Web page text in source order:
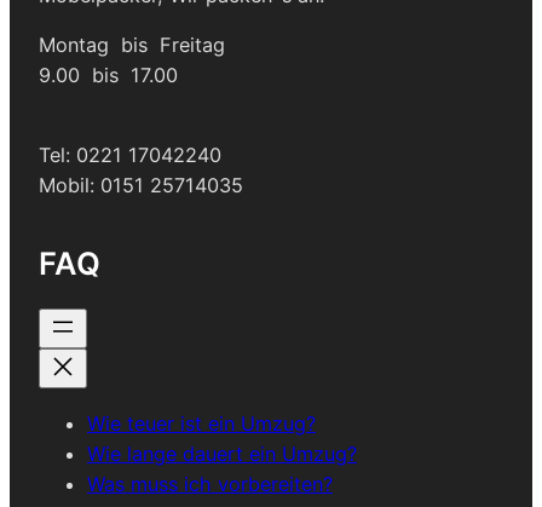
Montag bis Freitag
9.00 bis 17.00
Tel: 0221 17042240
Mobil: 0151 25714035
FAQ
Wie teuer ist ein Umzug?
Wie lange dauert ein Umzug?
Was muss ich vorbereiten?